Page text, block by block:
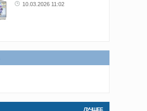
10.03.2026 11:02
ЛУЧШЕЕ